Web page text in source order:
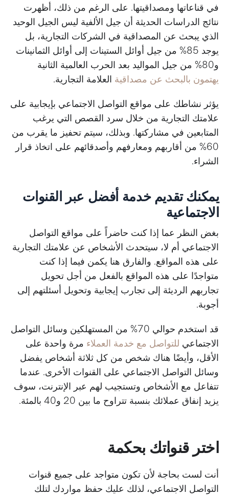
في قناعاتها ومصداقيتها. على الرغم من ذلك، أظهرت
نتائج الدراسات الحديثة أن جيل الألفية ليس الجيل الوحيد
الذي يبحث عن المصداقية في الشركات التجارية، بل
يوجد 85% من جيل أوائل الستينات إلى أوائل الثمانينات
و80% من جيل المواليد بعد الحرب العالمية الثانية
يهتمون بالبحث عن مصداقية العلامة التجارية.
يؤثر نشاطك على مواقع التواصل الاجتماعي بإيجابية على
علامتك التجارية من خلال سرد القصص التي يرغب
المتابعين في مشاركتها. وبذلك، سيتم تحفيز ما يقرب من
60% من أقاربهم ومعارفهم وأصدقائهم على اتخاذ قرار
الشراء.
يمكنك تقديم خدمة أفضل عبر القنوات
الاجتماعية
بغض النظر عما إذا كنت حاضراً على مواقع التواصل
الاجتماعي أم لا، سيتحدث الأشخاص عن علامتك التجارية
على هذه المواقع. والفارق هنا يكمن فيما إذا كنت
متواجدًا على هذه المواقع بالفعل من أجل تحويل
تجاربهم الرديئة إلى تجارب إيجابية وتحويل أسئلتهم إلى
أجوبة.
قد استخدم حوالي 70% من المستهلكين وسائل التواصل
الاجتماعي للتواصل مع خدمة العملاء مرة واحدة على
الأقل، وأيضًا هناك شخص من كل ثلاثة أشخاص يفضل
وسائل التواصل الاجتماعي على القنوات الأخرى. عندما
تتفاعل مع الأشخاص وتستجيب لهم عبر الإنترنت، سوف
يزيد إنفاق عملائك بنسبة تتراوح ما بين 20 و40 بالمئة.
اختر قنواتك بحكمة
أنت لست بحاجة لأن تكون متواجد على جميع قنوات
التواصل الاجتماعي، لذلك عليك حفظ مواردك لتلك